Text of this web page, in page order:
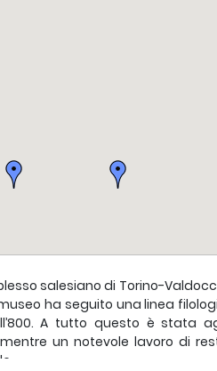
salesiano di Torino-
ha seguito una linea
A tutto questo è stata
un notevole lavoro di